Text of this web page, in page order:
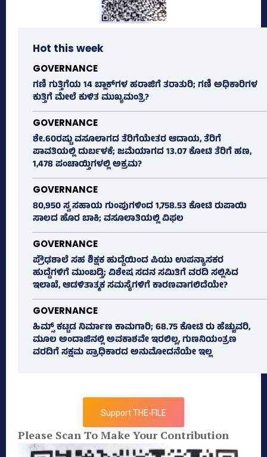
Hot this week
GOVERNANCE
ಗಣಿ ಗುತ್ತಿಗೆಯ 14 ಬ್ಲಾಕ್‌ಗಳ ಹರಾಜಿಗೆ ತರಾತುರಿ; ಗಣಿ ಅಧಿಕಾರಿಗಳ
ಕುತ್ತಿಗೆ ಮೇಲೆ ಕುಳಿತ ಮುಖ್ಯಮಂತ್ರಿ?
GOVERNANCE
ಶೇ.60ರಷ್ಟು ವಸೂಲಾಗದ ತೆರಿಗೆಯೇತರ ಆದಾಯ, ತೆರಿಗೆ
ಪಾವತಿಯಲ್ಲಿ ದುರ್ಬಳಕೆ; ಜಮೆಯಾಗದ 13.07 ಕೋಟಿ ತೆರಿಗೆ ಹಣ,
1,478 ಪಂಚಾಯ್ತಿಗಳಲ್ಲಿ ಅಕ್ರಮ?
GOVERNANCE
80,950 ಸ್ವ ಸಹಾಯ ಗುಂಪುಗಳಿಂದ 1,758.53 ಕೋಟಿ ರುಪಾಯಿ
ಸಾಲದ ಹೊರ ಬಾಕಿ; ವಸೂಲಾತಿಯಲ್ಲಿ ವಿಫಲ
GOVERNANCE
ಪ್ರೌಢಶಾಲೆ ಸಹ ಶಿಕ್ಷಕ ಹುದ್ದೆಯಿಂದ ಪಿಯು ಉಪನ್ಯಾಸಕರ
ಹುದ್ದೆಗಳಿಗೆ ಮುಂಬಡ್ತಿ; ವಿಶೇಷ ಸದನ ಸಮಿತಿಗೆ ವರದಿ ಸಲ್ಲಿಸಿದ
ಇಲಾಖೆ, ಆಡಳಿತಾತ್ಮಕ ಸಮಸ್ಯೆಗಳಿಗೆ ಕಾರಣವಾಗಲಿದೆಯೇ?
GOVERNANCE
ಹಿಮ್ಸ್‌ ಕಟ್ಟಡ ನಿರ್ಮಾಣ ಕಾಮಗಾರಿ; 68.75 ಕೋಟಿ ರು ಹೆಚ್ಚುವರಿ,
ಮೂಲ ಅಂದಾಜಿನಲ್ಲಿ ಅವಕಾಶವೇ ಇರಲಿಲ್ಲ, ಗುಣನಿಯಂತ್ರಣ
ವರದಿಗೆ ಸಕ್ಷಮ ಪ್ರಾಧಿಕಾರದ ಅನುಮೋದನೆಯೇ ಇಲ್ಲ
Support THE-FILE
Please Scan To Make Your Contribution